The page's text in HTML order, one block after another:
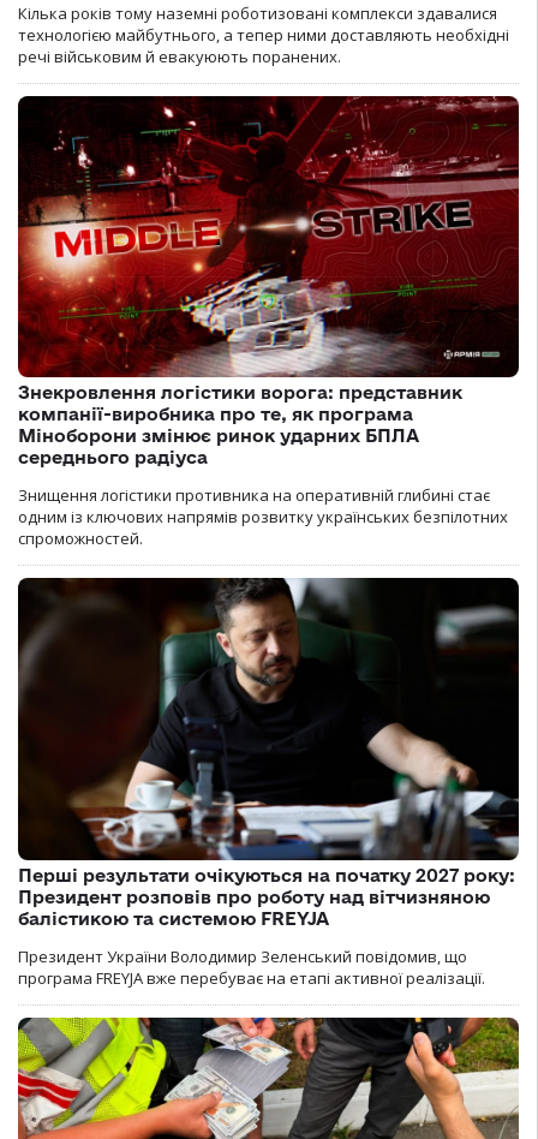
Кілька років тому наземні роботизовані комплекси здавалися
технологією майбутнього, а тепер ними доставляють необхідні
речі військовим й евакуюють поранених.
Знекровлення логістики ворога: представник
компанії-виробника про те, як програма
Міноборони змінює ринок ударних БПЛА
середнього радіуса
Знищення логістики противника на оперативній глибині стає
одним із ключових напрямів розвитку українських безпілотних
спроможностей.
Перші результати очікуються на початку 2027 року:
Президент розповів про роботу над вітчизняною
балістикою та системою FREYJA
Президент України Володимир Зеленський повідомив, що
програма FREYJA вже перебуває на етапі активної реалізації.